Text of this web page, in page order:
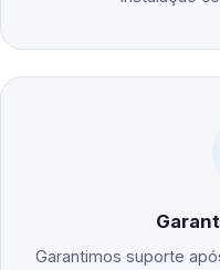
Garantimos suporte